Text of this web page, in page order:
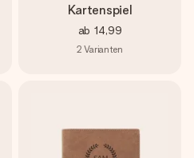
Kartenspiel
ab 14,99
2 Varianten